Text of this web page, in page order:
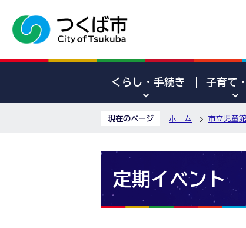
くらし・手続き 子育て
現在のページ ホーム 市立児童館
定期イベント